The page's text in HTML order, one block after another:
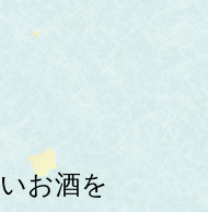
お酒を